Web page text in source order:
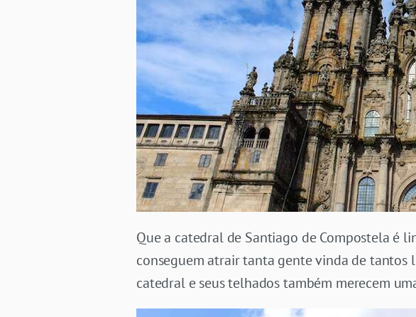
Que a catedral de Santiago de Compostela é
conseguem atrair tanta gente vinda de tantos
catedral e seus telhados também merecem